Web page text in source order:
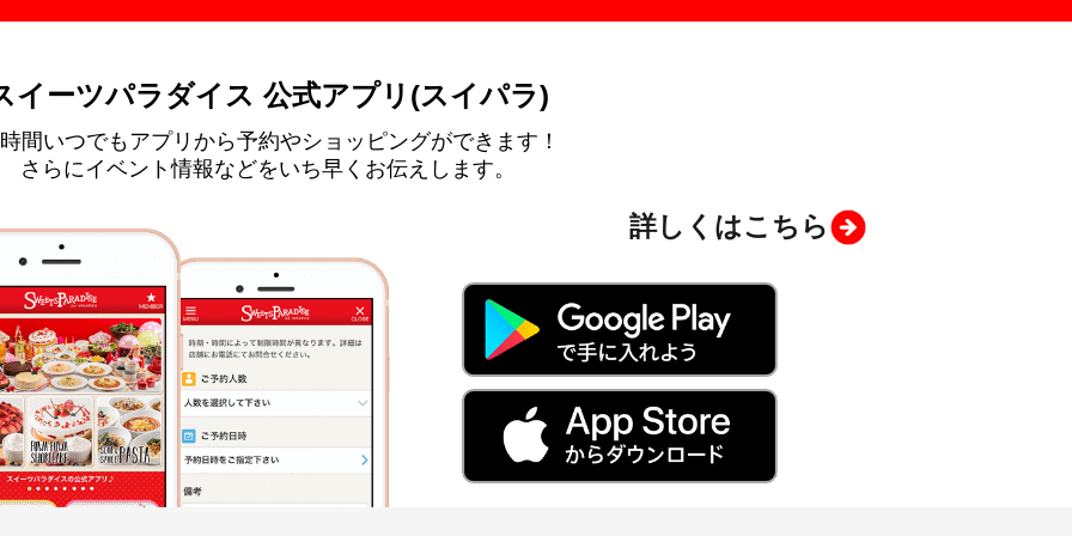
イーツパラダイス 公式アプリ(スイパラ)
間いつでもアプリから予約やショッピングができます！
さらにイベント情報などをいち早くお伝えします。
詳しくはこちら